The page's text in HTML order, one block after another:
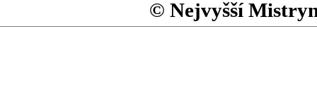
© Nejvyšší